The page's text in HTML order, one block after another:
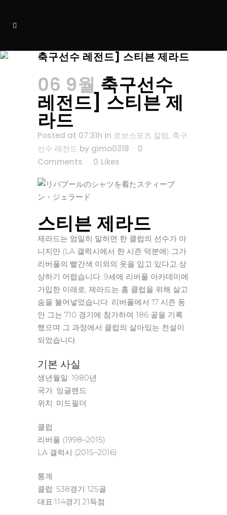
축구선수 레전드] 스티븐 제라드
06 9월 축구선수
레전드] 스티븐 제
라드
Posted at 07:31h in 로보스포츠 칼럼, 축구
선수 레전드 by gimo0318
0
Comments
0 Likes
스티븐 제라드
제라드는 엄밀히 말하면 한 클럽의 선수가 아
니지만 (LA 갤럭시에서 한 시즌 덕분에) 그가
리버풀의 빨간색 이외의 옷을 입고 있다고 상
상하기 어렵습니다. 9세에 리버풀 아카데미에
가입한 이래로, 제라드는 홈 클럽을 위해 살고
숨을 불어넣었습니다. 리버풀에서 17 시즌 동
안 그는 710 경기에 참가하여 186 골을 기록
했으며 그 과정에서 클럽의 살아있는 전설이
되었습니다.
기본 사실
생년월일: 1980년
국가: 잉글랜드
위치: 미드필더
클럽
리버풀 (1998–2015)
LA 갤럭시 (2015–2016)
통계
클럽: 538경기 125골
대표:114경기 21득점